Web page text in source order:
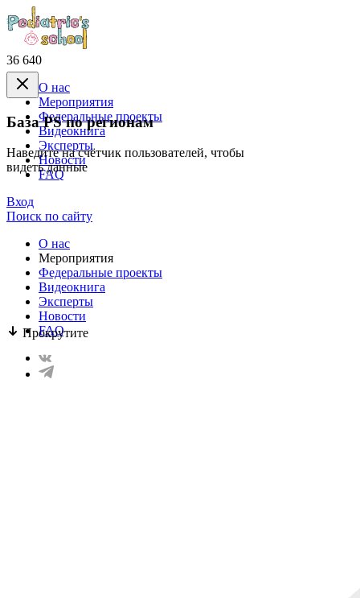
36 640
База PS по регионам
Наведите на счётчик пользователей, чтобы
видеть данные
Прокрутите
О нас
Mероприятия
Федеральные проекты
Видеокнига
Эксперты
Новости
FAQ
Вход
Поиск по сайту
О нас
Mероприятия
Федеральные проекты
Видеокнига
Эксперты
Новости
FAQ